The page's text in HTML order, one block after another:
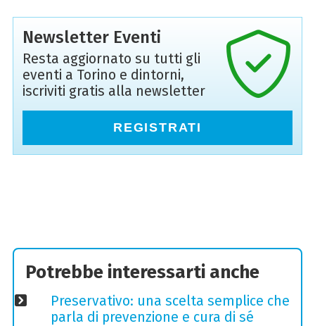
Newsletter Eventi
Resta aggiornato su tutti gli
eventi a Torino e dintorni,
iscriviti gratis alla newsletter
REGISTRATI
Potrebbe interessarti anche
Preservativo: una scelta semplice che
parla di prevenzione e cura di sé